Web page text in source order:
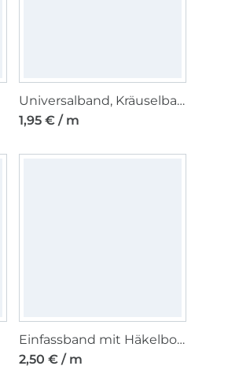
Universalband, Kräuselband weiss
1,95 € / m
Einfassband mit Häkelborte, weiss 13 mm
2,50 € / m